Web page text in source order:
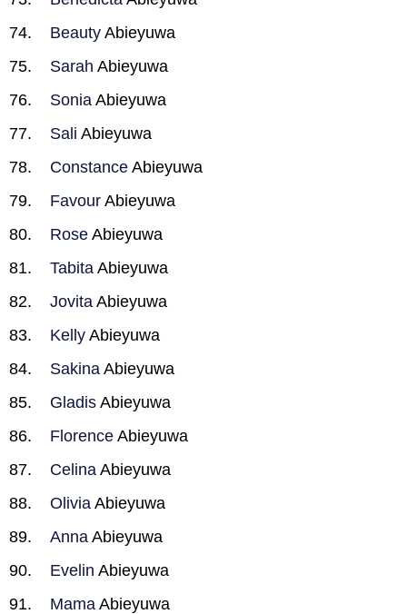
Beauty Abieyuwa
Sarah Abieyuwa
Sonia Abieyuwa
Sali Abieyuwa
Constance Abieyuwa
Favour Abieyuwa
Rose Abieyuwa
Tabita Abieyuwa
Jovita Abieyuwa
Kelly Abieyuwa
Sakina Abieyuwa
Gladis Abieyuwa
Florence Abieyuwa
Celina Abieyuwa
Olivia Abieyuwa
Anna Abieyuwa
Evelin Abieyuwa
Mama Abieyuwa